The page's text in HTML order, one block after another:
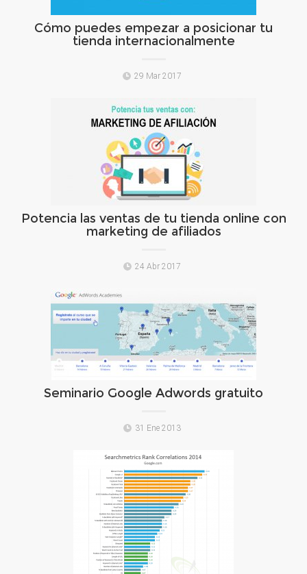
Cómo puedes empezar a posicionar tu
tienda internacionalmente
29 Mar 2017
Potencia las ventas de tu tienda online con
marketing de afiliados
24 Abr 2017
Seminario Google Adwords gratuito
31 Ene 2013